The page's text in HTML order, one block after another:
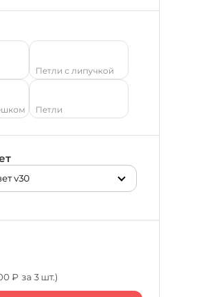
Петли с липучкой
Петли
v30
₽ за 3 шт.)